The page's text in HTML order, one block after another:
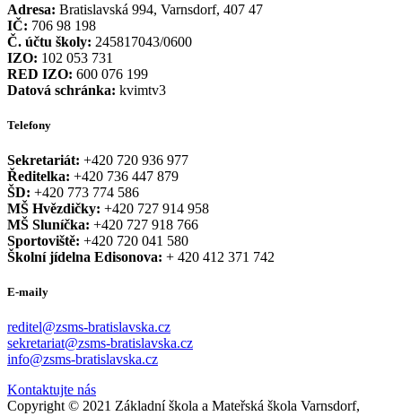
Adresa: Bratislavská 994, Varnsdorf, 407 47
IČ: 706 98 198
Č. účtu školy: 245817043/0600
IZO: 102 053 731
RED IZO: 600 076 199
Datová schránka: kvimtv3
Telefony
Sekretariát: +420 720 936 977
Ředitelka: +420 736 447 879
ŠD: +420 773 774 586
MŠ Hvězdičky: +420 727 914 958
MŠ Sluníčka: +420 727 918 766
Sportoviště: +420 720 041 580
Školní jídelna Edisonova: + 420 412 371 742
E-maily
reditel@zsms-bratislavska.cz
sekretariat@zsms-bratislavska.cz
info@zsms-bratislavska.cz
Kontaktujte nás
Copyright © 2021 Základní škola a Mateřská škola Varnsdorf,